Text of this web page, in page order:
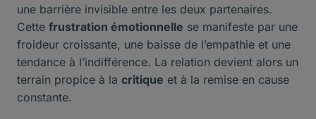
une barrière invisible entre les deux partenaires.
Cette frustration émotionnelle se manifeste par une
froideur croissante, une baisse de l’empathie et une
tendance à l’indifférence. La relation devient alors un
terrain propice à la critique et à la remise en cause
constante.